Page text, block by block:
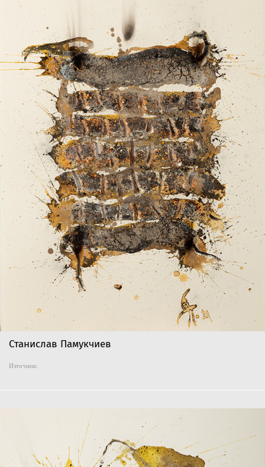
Станислав Памукчиев
Източник: